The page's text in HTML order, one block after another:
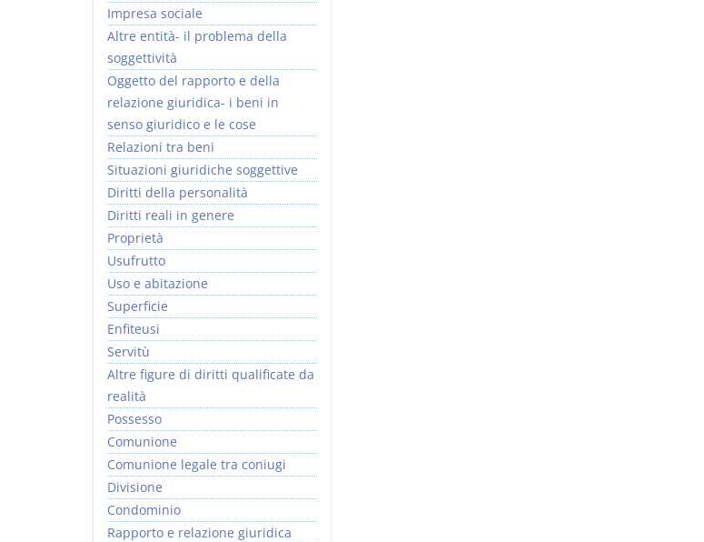
Impresa sociale
Altre entità- il problema della
soggettività
Oggetto del rapporto e della
relazione giuridica- i beni in
senso giuridico e le cose
Relazioni tra beni
Situazioni giuridiche soggettive
Diritti della personalità
Diritti reali in genere
Proprietà
Usufrutto
Uso e abitazione
Superficie
Enfiteusi
Servitù
Altre figure di diritti qualificate da
realità
Possesso
Comunione
Comunione legale tra coniugi
Divisione
Condominio
Rapporto e relazione giuridica